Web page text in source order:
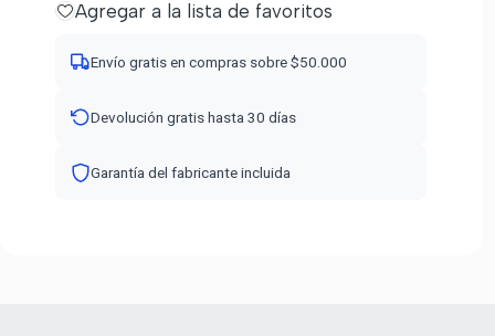
Agregar a la lista de favoritos
Envío gratis en compras sobre $50.000
Devolución gratis hasta 30 días
Garantía del fabricante incluida